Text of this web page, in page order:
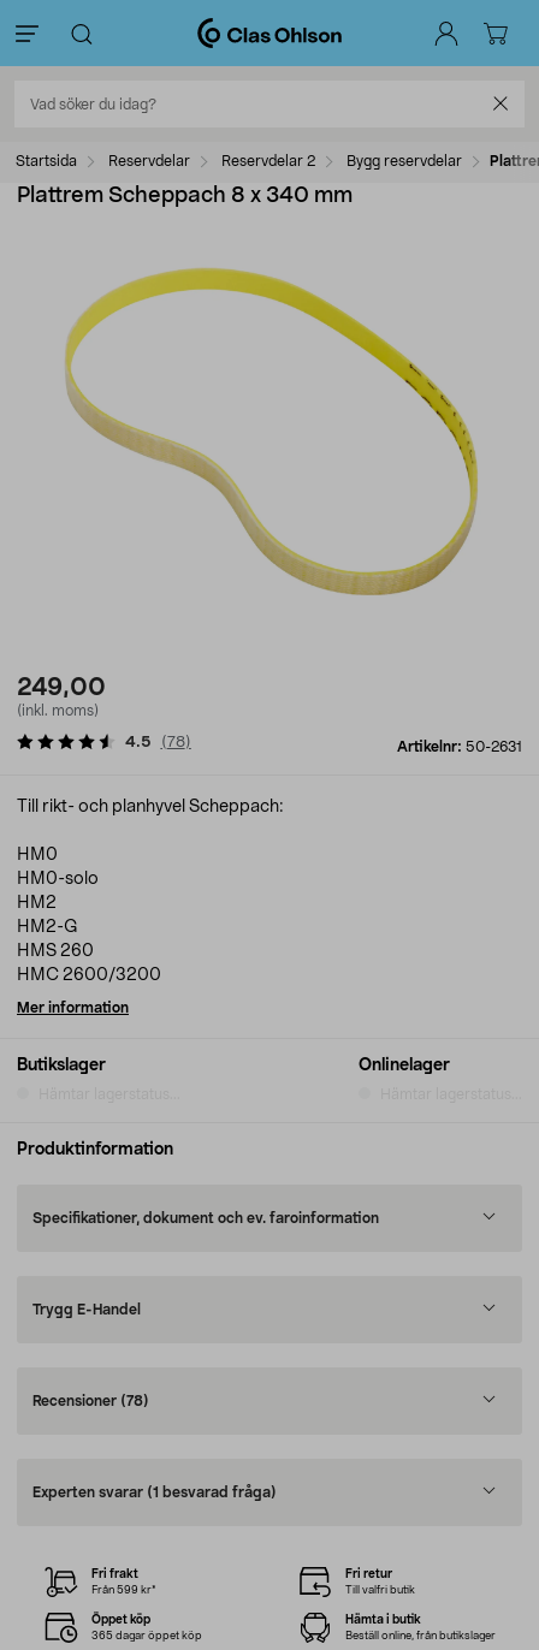
Startsida Reservdelar Reservdelar 2 Bygg reservdelar
Plattrem Scheppach 8 x 340 mm
249,00
(inkl. moms)
Artikelnr: 50-2631
4.5 (78)
Butikslager Onlinelager
Till rikt- och planhyvel Scheppach:
HM0
HM0-solo
HM2
HM2-G
HMS 260
HMC 2600/3200
Mer information
Produktinformation
Specifikationer, dokument och ev. faroinformation
Trygg E-Handel
Recensioner (78)
Experten svarar (1 besvarad fråga)
Fri frakt
Från 599 kr*
Fri retur
Till valfri butik
Öppet köp
365 dagar öppet köp
Hämta i butik
Beställ online, från butikslager